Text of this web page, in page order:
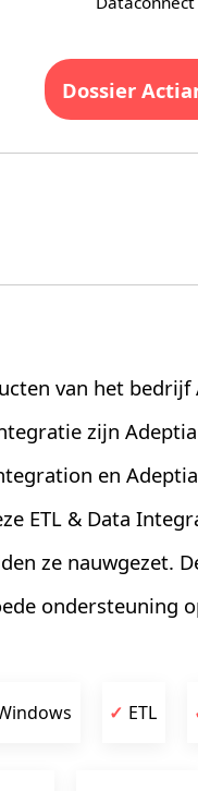
dossier
van het
zijn
en Adeptia
ETL & Data
ze nauwgezet.
ondersteuning
ETL